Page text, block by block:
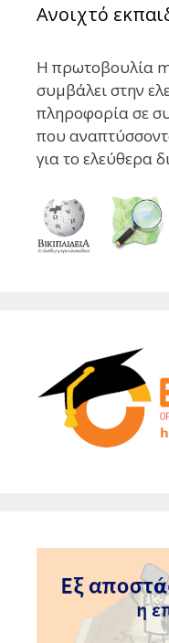
Ανοιχτό
Η πρωτοβουλία
συμβάλει στην
πληροφορία σε
που
για το ελεύθερα